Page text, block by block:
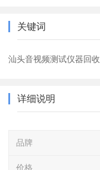
关键词
汕头音视频测试仪器回收
详细说明
品牌
价格